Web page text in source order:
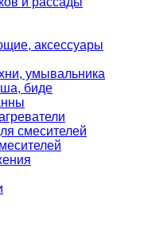
аксессуары
умывальника
биде
смесителей